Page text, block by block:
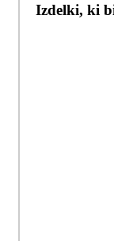
Izdelki, ki